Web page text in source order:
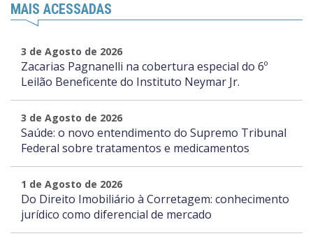
MAIS ACESSADAS
3 de Agosto de 2026
Zacarias Pagnanelli na cobertura especial do 6º
Leilão Beneficente do Instituto Neymar Jr.
3 de Agosto de 2026
Saúde: o novo entendimento do Supremo Tribunal
Federal sobre tratamentos e medicamentos
1 de Agosto de 2026
Do Direito Imobiliário à Corretagem: conhecimento
jurídico como diferencial de mercado